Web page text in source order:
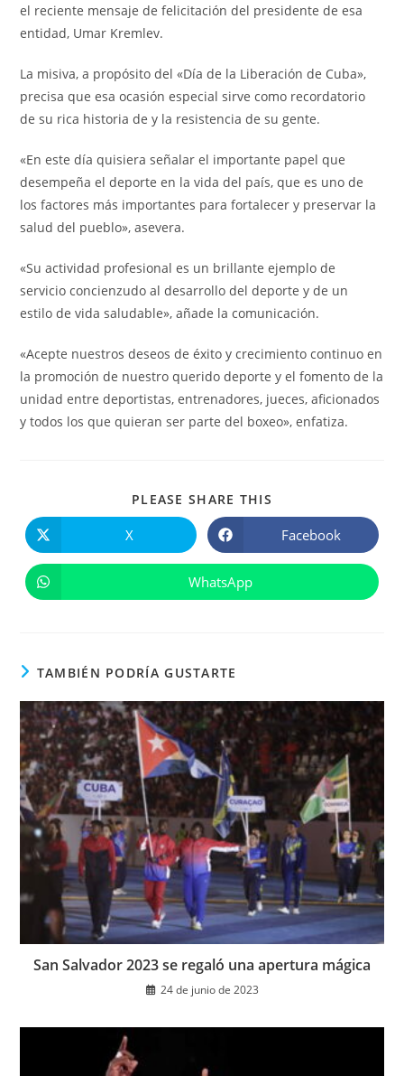
el reciente mensaje de felicitación del presidente de esa
entidad, Umar Kremlev.
La misiva, a propósito del «Día de la Liberación de Cuba»,
precisa que esa ocasión especial sirve como recordatorio
de su rica historia de y la resistencia de su gente.
«En este día quisiera señalar el importante papel que
desempeña el deporte en la vida del país, que es uno de
los factores más importantes para fortalecer y preservar la
salud del pueblo», asevera.
«Su actividad profesional es un brillante ejemplo de
servicio concienzudo al desarrollo del deporte y de un
estilo de vida saludable», añade la comunicación.
«Acepte nuestros deseos de éxito y crecimiento continuo en
la promoción de nuestro querido deporte y el fomento de la
unidad entre deportistas, entrenadores, jueces, aficionados
y todos los que quieran ser parte del boxeo», enfatiza.
PLEASE SHARE THIS
abre
en
ventana
X Se
abre
en
ventana
Facebook
Se
abre
WhatsApp
TAMBIÉN PODRÍA GUSTARTE
San Salvador 2023 se regaló una apertura mágica
24 de junio de 2023